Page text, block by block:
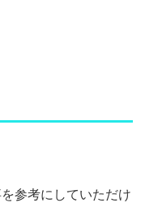
参考にしていただけ